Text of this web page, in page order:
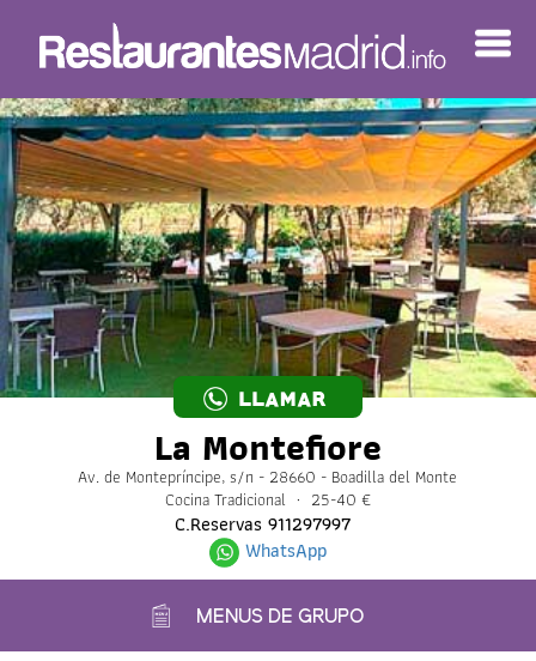
LLAMAR
La Montefiore
Av. de Montepríncipe, s/n - 28660 - Boadilla del Monte
Cocina Tradicional · 25-40 €
C.Reservas911297997
WhatsApp
MENUS DE GRUPO